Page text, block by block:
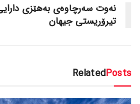
نه‌وت سه‌رچاوه‌ی به‌هێزی
تیرۆریستی جیهان
RelatedPosts